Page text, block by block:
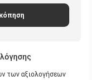
των αξιολογήσεων